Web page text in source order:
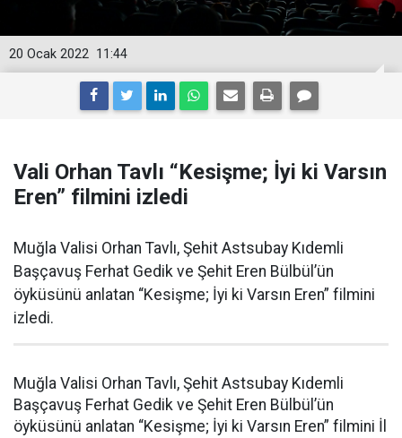
11:44
20 Ocak 2022
Vali Orhan Tavlı “Kesişme; İyi ki Varsın
Eren” filmini izledi
Muğla Valisi Orhan Tavlı, Şehit Astsubay Kıdemli
Başçavuş Ferhat Gedik ve Şehit Eren Bülbül’ün
öyküsünü anlatan “Kesişme; İyi ki Varsın Eren” filmini
izledi.
Muğla Valisi Orhan Tavlı, Şehit Astsubay Kıdemli
Başçavuş Ferhat Gedik ve Şehit Eren Bülbül’ün
öyküsünü anlatan “Kesişme; İyi ki Varsın Eren” filmini İl